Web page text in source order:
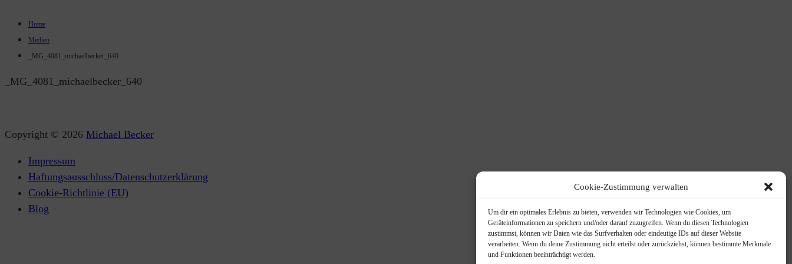
Cookie-Zustimmung verwalten
Um dir ein optimales Erlebnis zu bieten, verwenden wir Technologien wie Cookies, um
Geräteinformationen zu speichern und/oder darauf zuzugreifen. Wenn du diesen Technologien
zustimmst, können wir Daten wie das Surfverhalten oder eindeutige IDs auf dieser Website
verarbeiten. Wenn du deine Zustimmung nicht erteilst oder zurückziehst, können bestimmte Merkmale
und Funktionen beeinträchtigt werden.
Home
Medien
_MG_4081_michaelbecker_640
_MG_4081_michaelbecker_640
Copyright © 2026 Michael Becker
Impressum
Haftungsausschluss/Datenschutzerklärung
Cookie-Richtlinie (EU)
Blog